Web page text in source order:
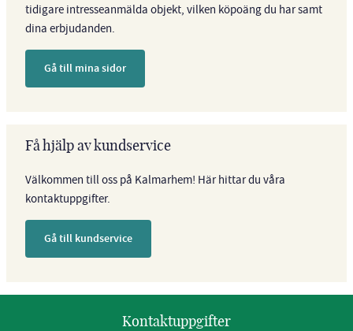
tidigare intresseanmälda objekt, vilken köpoäng du har samt
dina erbjudanden.
Gå till mina sidor
Få hjälp av kundservice
Välkommen till oss på Kalmarhem! Här hittar du våra
kontaktuppgifter.
Gå till kundservice
Kontaktuppgifter